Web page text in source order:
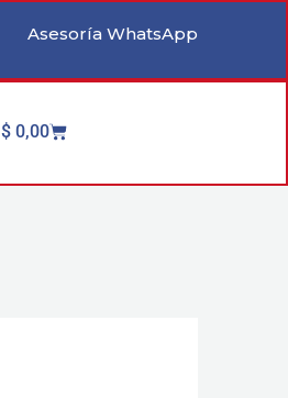
Asesoría WhatsApp
$0,00Cart